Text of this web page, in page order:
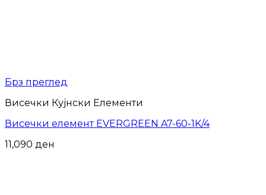
Брз преглед
Висечки Кујнски Елементи
Висечки елемент EVERGREEN A7-60-1K/4
11,090 ден